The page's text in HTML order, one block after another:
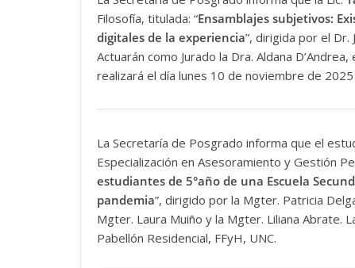
Filosofía, titulada: “Ensamblajes subjetivos:
digitales de la experiencia”, dirigida por el Dr.
Actuarán como Jurado la Dra. Aldana
realizará el día lunes 10 de noviembre de
La Secretaría de Posgrado informa que el
Especialización en Asesoramiento y Gestión
estudiantes de 5°año de una Escuela
pandemia”, dirigido por la Mgter. Patricia
Mgter. Laura Muiño y la Mgter. Liliana Abrate.
Pabellón Residencial, FFyH, UNC.